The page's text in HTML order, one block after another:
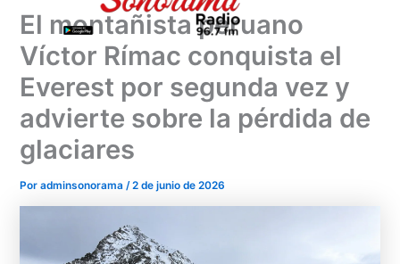
El montañista peruano
Víctor Rímac conquista el
Everest por segunda vez y
advierte sobre la pérdida de
glaciares
Poradminsonorama/2 de junio de 2026